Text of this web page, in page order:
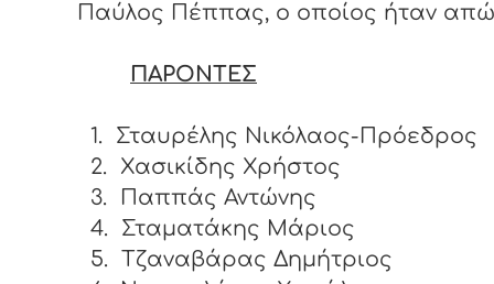
Παύλος Πέππας, ο οποίος ήταν
ΠΑΡΟΝΤΕΣ
1.
Σταυρέλης Νικόλαος-Πρόεδρος
2.
Χασικίδης Χρήστος
3.
Παππάς Αντώνης
4.
Σταματάκης Μάριος
5.
Τζαναβάρας Δημήτριος